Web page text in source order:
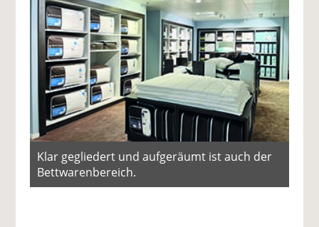
Klar gegliedert und aufgeräumt ist auch der
Bettwarenbereich.